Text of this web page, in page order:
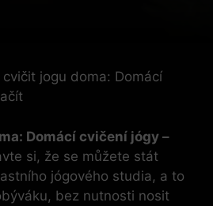
cvičit jogu doma: Domácí
Domácí cvičení jógy –
si, že se můžete stát
jógového studia, a to
bez nutnosti nosit